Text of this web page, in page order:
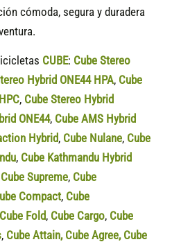
cómoda, segura y duradera
CUBE: Cube Stereo
Hybrid ONE44 HPA, Cube
, Cube Stereo Hybrid
ONE44, Cube AMS Hybrid
Hybrid, Cube Nulane, Cube
, Cube Kathmandu Hybrid
Cube Supreme, Cube
Compact, Cube
Cube Fold, Cube Cargo, Cube
, Cube Attain, Cube Agree, Cube